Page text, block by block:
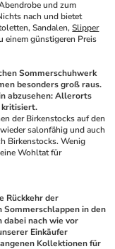
nach und bietet
Sandalen, Slipper
einem günstigeren Preis
Sommerschuhwerk
besonders groß raus.
abzusehen: Allerorts
kritisiert.
der Birkenstocks auf den
salonfähig und auch
Birkenstocks. Wenig
Wohltat für
Rückkehr der
in den
dabei nach wie vor
Einkäufer
Kollektionen für